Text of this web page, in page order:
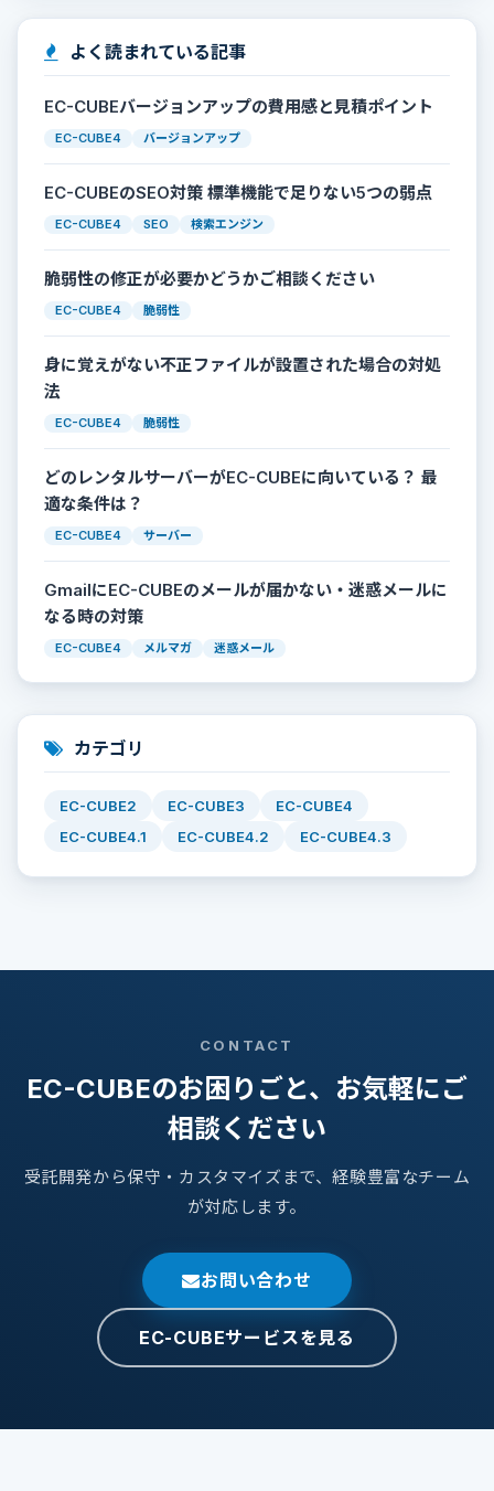
よく読まれている記事
EC-CUBEバージョンアップの費用感と見積ポイント
EC-CUBE4 バージョンアップ
EC-CUBEのSEO対策 標準機能で足りない5つの弱点
EC-CUBE4 SEO 検索エンジン
脆弱性の修正が必要かどうかご相談ください
EC-CUBE4 脆弱性
身に覚えがない不正ファイルが設置された場合の対処
法
EC-CUBE4 脆弱性
どのレンタルサーバーがEC-CUBEに向いている？ 最
適な条件は？
EC-CUBE4 サーバー
GmailにEC-CUBEのメールが届かない・迷惑メールに
なる時の対策
EC-CUBE4 メルマガ 迷惑メール
カテゴリ
EC-CUBE2 EC-CUBE3
EC-CUBE4
EC-CUBE4.1
EC-CUBE4.2 EC-CUBE4.3
CONTACT
EC-CUBEのお困りごと、お気軽にご
相談ください
受託開発から保守・カスタマイズまで、経験豊富なチーム
が対応します。
お問い合わせ
EC-CUBEサービスを見る